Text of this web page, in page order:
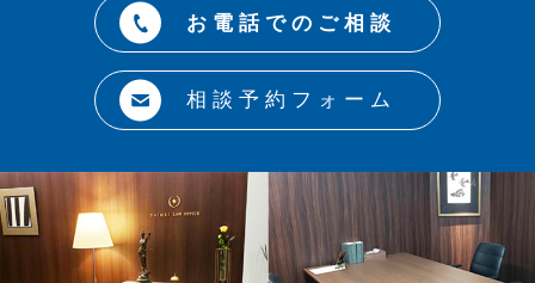
お電話でのご相談
相談予約フォーム